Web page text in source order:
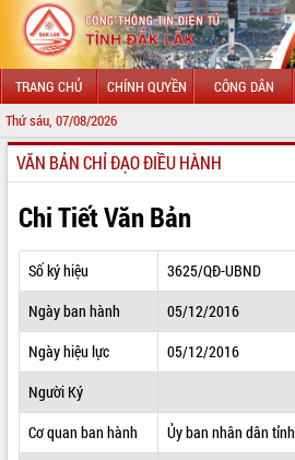
TRANG CHỦ CHÍNH QUYỀN CÔNG DÂN
Thứ sáu, 07/08/2026
GIỚI THIỆU
LÃNH ĐẠO UBND TỈNH
TIN TỨC SỰ KIỆN
SỞ, BAN, NGÀNH
THÔNG TIN CHỈ ĐẠO ĐIỀU HÀNH
HỆ THỐNG VĂN BẢN
VĂN BẢN CHỈ ĐẠO ĐIỀU HÀNH
Chi Tiết Văn Bản
Số ký hiệu
3625/QĐ-UBND
Ngày ban hành
05/12/2016
Ngày hiệu lực
05/12/2016
Người Ký
Cơ quan ban hành
Ủy ban nhân dân tỉnh